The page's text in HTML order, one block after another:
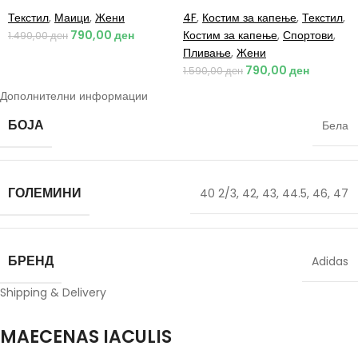
Текстил, Маици, Жени
1.490,00ден 790,00 ден
4F, Костим за капење, Текстил,
Костим за капење, Спортови,
Пливање, Жени
1.590,00ден 790,00 ден
Дополнителни информации
БОЈА Бела
ГОЛЕМИНИ 40 2/3, 42, 43, 44.5, 46, 47
БРЕНД
Adidas
Shipping & Delivery
MAECENAS IACULIS